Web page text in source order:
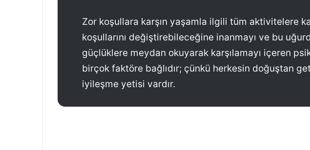
k
Zor koşullara karşın yaşamla ilgili tüm aktivitelere
koşullarını değiştirebileceğine inanmayı ve bu
güçlüklere meydan okuyarak karşılamayı içeren
birçok faktöre bağlıdır; çünkü herkesin doğuştan
iyileşme yetisi vardır.